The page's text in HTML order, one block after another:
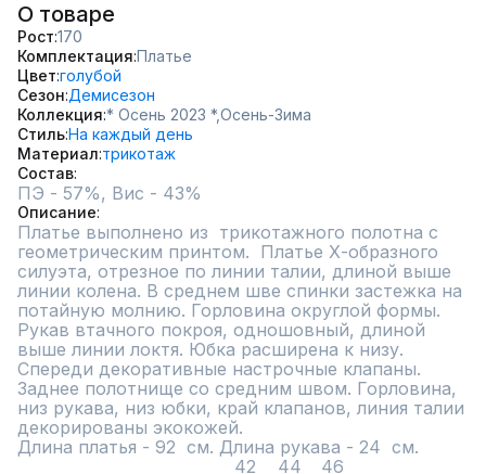
О товаре
Рост 170
Комплектация Платье
Цвет голубой
Сезон Демисезон
Коллекция * Осень 2023 *,Осень-Зима
СтильНа каждый день
Материал трикотаж
Состав
ПЭ - 57%, Вис - 43%
Описание
Платье выполнено из  трикотажного полотна с
геометрическим принтом.  Платье Х-образного
силуэта, отрезное по линии талии, длиной выше
линии колена. В среднем шве спинки застежка на
потайную молнию. Горловина округлой формы.
Рукав втачного покроя, одношовный, длиной
выше линии локтя. Юбка расширена к низу.
Спереди декоративные настрочные клапаны.
Заднее полотнище со средним швом. Горловина,
низ рукава, низ юбки, край клапанов, линия талии
декорированы экокожей.
Длина платья - 92  см. Длина рукава - 24  см.